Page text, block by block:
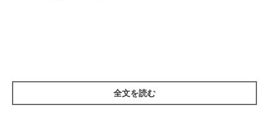
とってもお気に入りの場所だ（19.4％）
全文を読む